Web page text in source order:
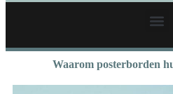
Waarom posterborden